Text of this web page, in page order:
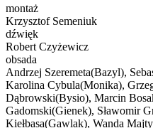
montaż
Krzysztof Semeniuk
dźwięk
Robert Czyżewicz
obsada
Andrzej Szeremeta(Bazyl),
Karolina Cybula(Monika),
Dąbrowski(Bysio), Marcin
Gadomski(Gienek), Sławomir
Kiełbasa(Gawlak), Wanda